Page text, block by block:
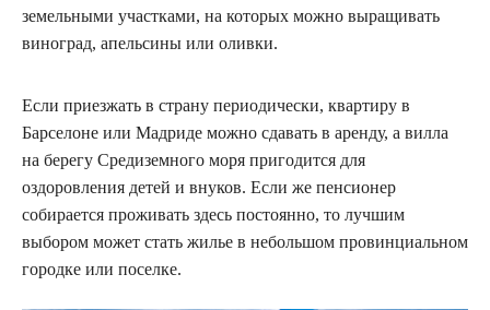
земельными участками, на которых можно выращивать
виноград, апельсины или оливки.
Если приезжать в страну периодически, квартиру в
Барселоне или Мадриде можно сдавать в аренду, а вилла
на берегу Средиземного моря пригодится для
оздоровления детей и внуков. Если же пенсионер
собирается проживать здесь постоянно, то лучшим
выбором может стать жилье в небольшом провинциальном
городке или поселке.